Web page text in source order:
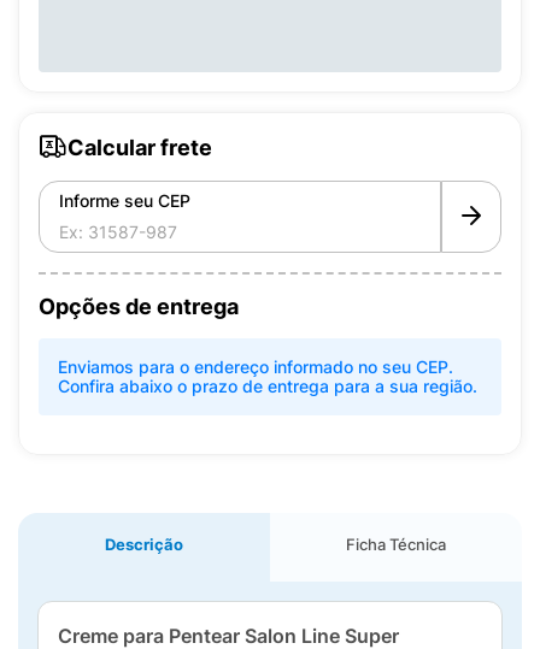
Calcular frete
Informe seu CEP
Opções de entrega
Enviamos para o endereço informado no seu CEP.
Confira abaixo o prazo de entrega para a sua região.
Descrição Ficha Técnica
Creme para Pentear Salon Line Super